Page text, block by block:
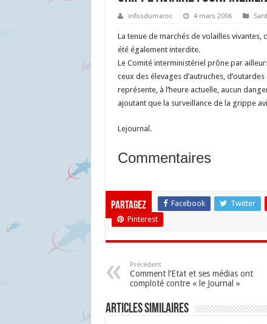
infosdumaroc 4 mars 2006
La tenue de marchés de volailles
été également interdite.
Le Comité interministériel prône par
ceux des élevages d’autruches,
représente, à l’heure actuelle, aucun
ajoutant que la surveillance de la grippe
Lejournal.
Commentaires
Partagez Facebook Twitter
Pinterest
Précédent
Comment l’Etat et ses médias ont
comploté contre « le Journal »
Articles similaires